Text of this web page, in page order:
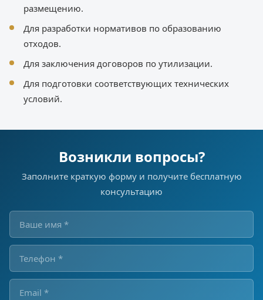
размещению.
Для разработки нормативов по образованию
отходов.
Для заключения договоров по утилизации.
Для подготовки соответствующих технических
условий.
Возникли вопросы?
Заполните краткую форму и получите бесплатную
консультацию